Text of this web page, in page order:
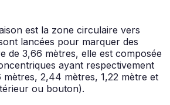
est la zone circulaire vers
lancées pour marquer des
de 3,66 mètres, elle est composée
ayant respectivement
mètres, 2,44 mètres, 1,22 mètre et
ou bouton).